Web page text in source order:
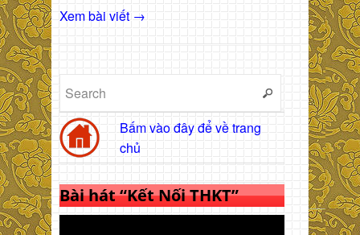
Xem bài viết →
Bấm vào đây để về trang
chủ
Bài hát “Kết Nối THKT”